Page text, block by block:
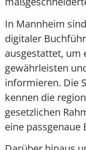
In Mannheim
digitaler
ausgestattet, um
gewährleisten
informieren. Die
kennen die
gesetzlichen
eine